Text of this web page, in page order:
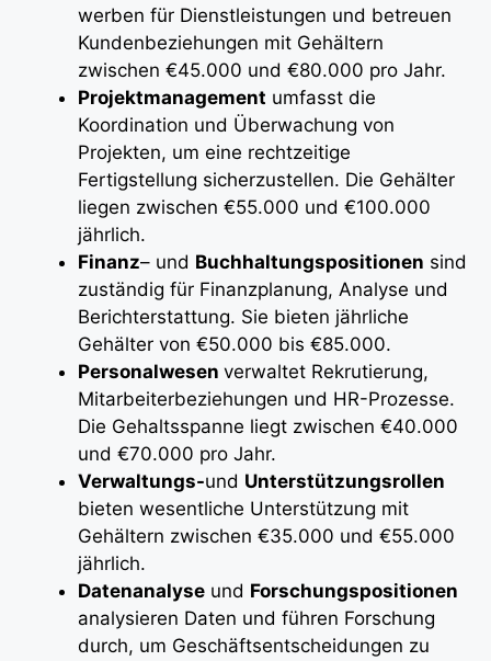
werben für Dienstleistungen und betreuen
Kundenbeziehungen mit Gehältern
zwischen €45.000 und €80.000 pro Jahr.
Projektmanagement umfasst die
Koordination und Überwachung von
Projekten, um eine rechtzeitige
Fertigstellung sicherzustellen. Die Gehälter
liegen zwischen €55.000 und €100.000
jährlich.
Finanz– und Buchhaltungspositionen sind
zuständig für Finanzplanung, Analyse und
Berichterstattung. Sie bieten jährliche
Gehälter von €50.000 bis €85.000.
Personalwesen verwaltet Rekrutierung,
Mitarbeiterbeziehungen und HR-Prozesse.
Die Gehaltsspanne liegt zwischen €40.000
und €70.000 pro Jahr.
Verwaltungs-und Unterstützungsrollen
bieten wesentliche Unterstützung mit
Gehältern zwischen €35.000 und €55.000
jährlich.
Datenanalyse und Forschungspositionen
analysieren Daten und führen Forschung
durch, um Geschäftsentscheidungen zu